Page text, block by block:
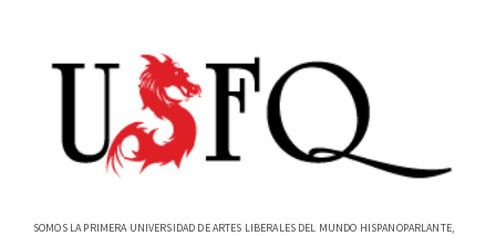
SOMOS LA PRIMERA UNIVERSIDAD DE ARTES LIBERALES DEL MUNDO HISPANOPARLANTE,